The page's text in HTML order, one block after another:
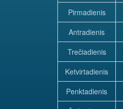
Pirmadienis
Antradienis
Trečiadienis
Ketvirtadienis
Penktadienis